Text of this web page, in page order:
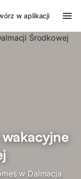
w aplikacji
w Dalmacja